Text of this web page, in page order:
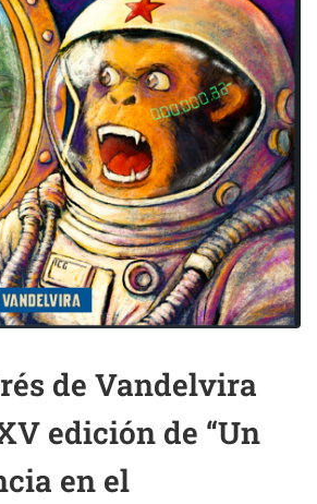
de Vandelvira
edición de “Un
en el